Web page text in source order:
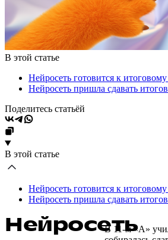
В этой статье
Нейросеть готовится к
Нейросеть пришла сдавать
Поделитесь статьёй
В этой статье
Нейросеть готовится к
Нейросеть пришла сдавать
Нейросеть
В 11-м «А»